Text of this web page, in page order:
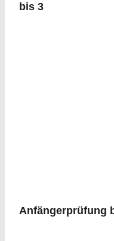
bis 3
Anfängerprüfung